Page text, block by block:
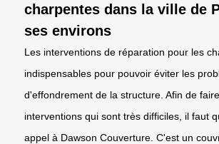
charpentes dans la ville de
ses environs
Les interventions de réparation pour les
indispensables pour pouvoir éviter les
d'effondrement de la structure. Afin de
interventions qui sont très difficiles, il faut
appel à Dawson Couverture. C'est un